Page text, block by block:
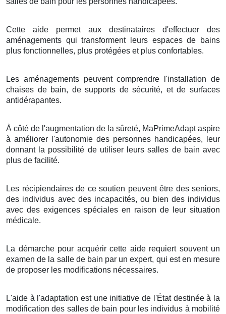
Cette aide permet aux destinataires d'effectuer des
aménagements qui transforment leurs espaces de bains
plus fonctionnelles, plus protégées et plus confortables.
Les aménagements peuvent comprendre l'installation de
chaises de bain, de supports de sécurité, et de surfaces
antidérapantes.
À côté de l'augmentation de la sûreté, MaPrimeAdapt aspire
à améliorer l'autonomie des personnes handicapées, leur
donnant la possibilité de utiliser leurs salles de bain avec
plus de facilité.
Les récipiendaires de ce soutien peuvent être des seniors,
des individus avec des incapacités, ou bien des individus
avec des exigences spéciales en raison de leur situation
médicale.
La démarche pour acquérir cette aide requiert souvent un
examen de la salle de bain par un expert, qui est en mesure
de proposer les modifications nécessaires.
L'aide à l'adaptation est une initiative de l'État destinée à la
modification des salles de bain pour les individus à mobilité